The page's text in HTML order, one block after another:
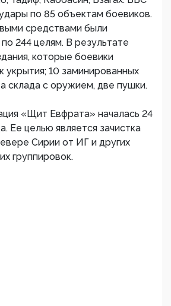
по 85 объектам боевиков.
средствами были
244 целям. В результате
которые боевики
укрытия; 10 заминированных
склада с оружием, две пушки.
«Щит Евфрата» началась 24
Ее целью является зачистка
Сирии от ИГ и других
группировок.